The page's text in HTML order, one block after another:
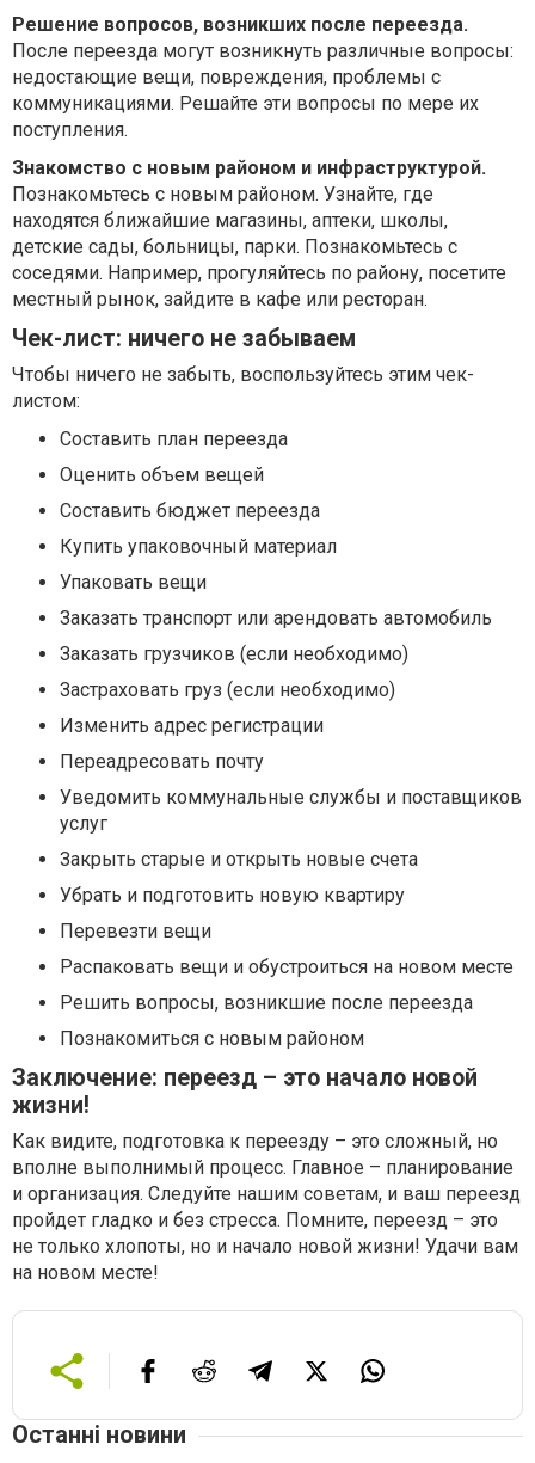
Решение вопросов, возникших после переезда.
После переезда могут возникнуть различные вопросы:
недостающие вещи, повреждения, проблемы с
коммуникациями. Решайте эти вопросы по мере их
поступления.
Знакомство с новым районом и инфраструктурой.
Познакомьтесь с новым районом. Узнайте, где
находятся ближайшие магазины, аптеки, школы,
детские сады, больницы, парки. Познакомьтесь с
соседями. Например, прогуляйтесь по району, посетите
местный рынок, зайдите в кафе или ресторан.
Чек-лист: ничего не забываем
Чтобы ничего не забыть, воспользуйтесь этим чек-
листом:
Составить план переезда
Оценить объем вещей
Составить бюджет переезда
Купить упаковочный материал
Упаковать вещи
Заказать транспорт или арендовать автомобиль
Заказать грузчиков (если необходимо)
Застраховать груз (если необходимо)
Изменить адрес регистрации
Переадресовать почту
Уведомить коммунальные службы и поставщиков
услуг
Закрыть старые и открыть новые счета
Убрать и подготовить новую квартиру
Перевезти вещи
Распаковать вещи и обустроиться на новом месте
Решить вопросы, возникшие после переезда
Познакомиться с новым районом
Заключение: переезд – это начало новой
жизни!
Как видите, подготовка к переезду – это сложный, но
вполне выполнимый процесс. Главное – планирование
и организация. Следуйте нашим советам, и ваш переезд
пройдет гладко и без стресса. Помните, переезд – это
не только хлопоты, но и начало новой жизни! Удачи вам
на новом месте!
Останні новини